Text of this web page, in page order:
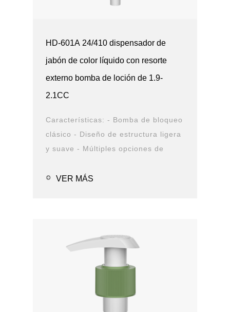
HD-601A 24/410 dispensador de
jabón de color líquido con resorte
externo bomba de loción de 1.9-
2.1CC
Características: - Bomba de bloqueo
clásico - Diseño de estructura ligera
y suave - Múltiples opciones de
solución de PCR - Prueba de fugas
VER MÁS